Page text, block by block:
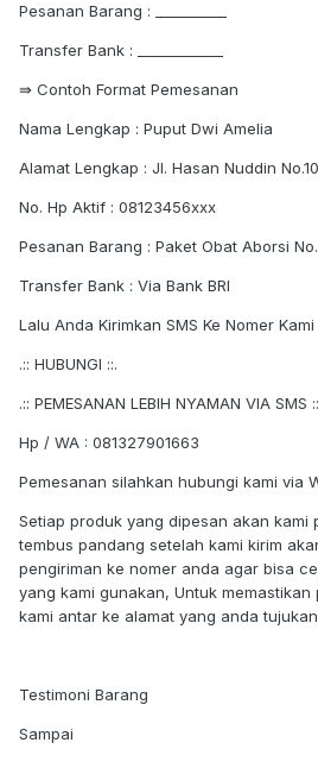
Pesanan Barang : __________
Transfer Bank : ____________
⇛ Contoh Format Pemesanan
Nama Lengkap : Puput Dwi Amelia
Alamat Lengkap : Jl. Hasan Nuddin
No. Hp Aktif : 08123456xxx
Pesanan Barang : Paket Obat Aborsi
Transfer Bank : Via Bank BRI
Lalu Anda Kirimkan SMS Ke Nomer Kami
.:: HUBUNGI ::.
.:: PEMESANAN LEBIH NYAMAN VIA SMS
Hp / WA : 081327901663
Pemesanan silahkan hubungi kami via
Setiap produk yang dipesan akan kami
tembus pandang setelah kami kirim
pengiriman ke nomer anda agar bisa
yang kami gunakan, Untuk
kami antar ke alamat yang anda tujukan
Testimoni Barang
Sampai